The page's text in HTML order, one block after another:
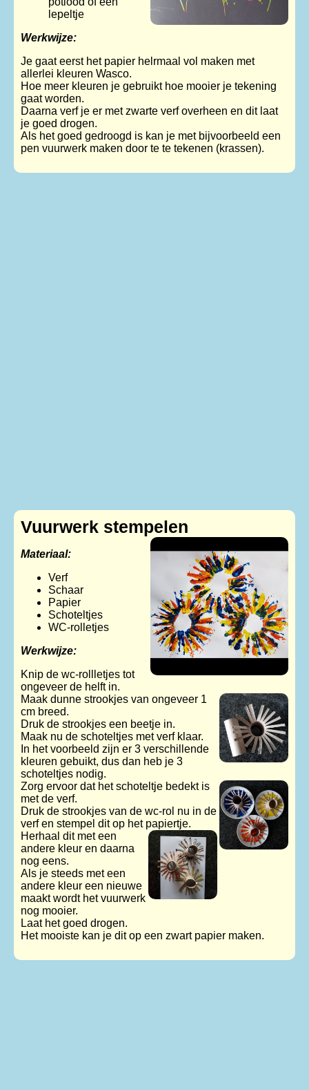
lepeltje
Werkwijze:
Je gaat eerst het papier helrmaal vol maken met
allerlei kleuren Wasco.
Hoe meer kleuren je gebruikt hoe mooier je tekening
gaat worden.
Daarna verf je er met zwarte verf overheen en dit laat
je goed drogen.
Als het goed gedroogd is kan je met bijvoorbeeld een
pen vuurwerk maken door te te tekenen (krassen).
Vuurwerk stempelen
Materiaal:
Verf
Schaar
Papier
Schoteltjes
WC-rolletjes
Werkwijze:
Knip de wc-rollletjes tot
ongeveer de helft in.
Maak dunne strookjes van ongeveer 1
cm breed.
Druk de strookjes een beetje in.
Maak nu de schoteltjes met verf klaar.
In het voorbeeld zijn er 3 verschillende
kleuren gebuikt, dus dan heb je 3
schoteltjes nodig.
Zorg ervoor dat het schoteltje bedekt is
met de verf.
Druk de strookjes van de wc-rol nu in de
verf en stempel dit op het papiertje.
Herhaal dit met een
andere kleur en daarna
nog eens.
Als je steeds met een
andere kleur een nieuwe
maakt wordt het vuurwerk
nog mooier.
Laat het goed drogen.
Het mooiste kan je dit op een zwart papier maken.